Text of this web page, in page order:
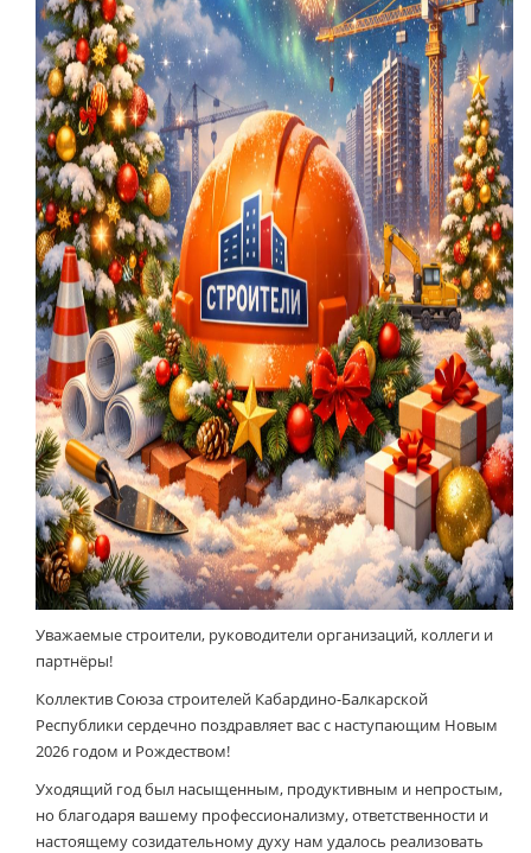
Проекты документов к ОС
Отчеты
Уважаемые строители, руководители организаций, коллеги и
партнёры!
Коллектив Союза строителей Кабардино-Балкарской
Республики сердечно поздравляет вас с наступающим Новым
2026 годом и Рождеством!
Уходящий год был насыщенным, продуктивным и непростым,
но благодаря вашему профессионализму, ответственности и
настоящему созидательному духу нам удалось реализовать